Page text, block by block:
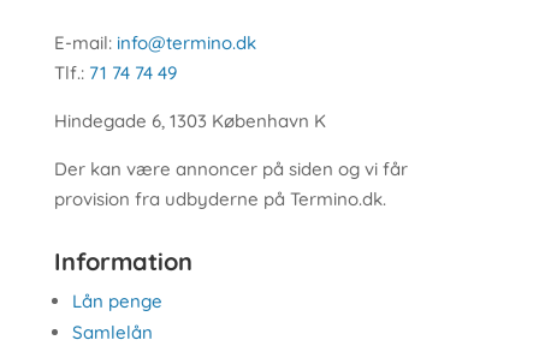
E-mail: info@termino.dk
Tlf.: 71 74 74 49
Hindegade 6, 1303 København K
Der kan være annoncer på siden og vi får
provision fra udbyderne på Termino.dk.
Information
Lån penge
Samlelån